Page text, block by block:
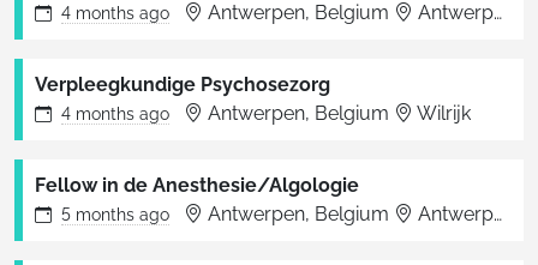
4 months ago Antwerpen, Belgium Antwerpen
Verpleegkundige Psychosezorg
4 months ago Antwerpen, Belgium Wilrijk
Fellow in de Anesthesie/Algologie
5 months ago Antwerpen, Belgium Antwerpen